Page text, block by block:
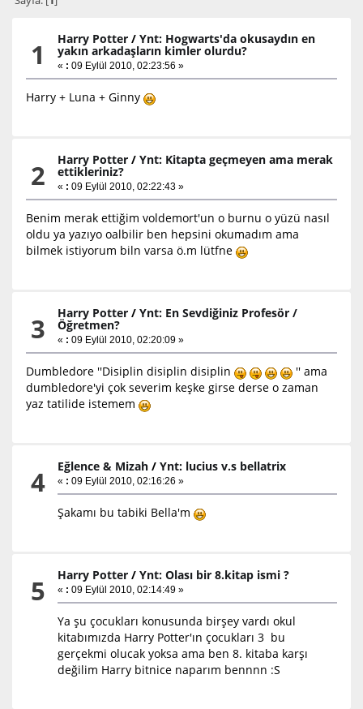
1 Harry Potter /Ynt: Hogwarts'da okusaydın en
yakın arkadaşların kimler olurdu?
« : 09 Eylül 2010, 02:23:56 »
Harry + Luna + Ginny
2 Harry Potter /Ynt: Kitapta geçmeyen ama merak
ettikleriniz?
« : 09 Eylül 2010, 02:22:43 »
Benim merak ettiğim voldemort'un o burnu o yüzü nasıl
oldu ya yazıyo oalbilir ben hepsini okumadım ama
bilmek istiyorum biln varsa ö.m lütfne
3 Harry Potter /Ynt: En Sevdiğiniz Profesör /
Öğretmen?
« : 09 Eylül 2010, 02:20:09 »
Dumbledore ''Disiplin disiplin disiplin
'' ama
dumbledore'yi çok severim keşke girse derse o zaman
yaz tatilide istemem
4 Eğlence & Mizah /Ynt: lucius v.s bellatrix
« : 09 Eylül 2010, 02:16:26 »
Şakamı bu tabiki Bella'm
5 Harry Potter /Ynt: Olası bir 8.kitap ismi ?
« : 09 Eylül 2010, 02:14:49 »
Ya şu çocukları konusunda birşey vardı okul
kitabımızda Harry Potter'ın çocukları 3 bu
gerçekmi olucak yoksa ama ben 8. kitaba karşı
değilim Harry bitnice naparım bennnn :S